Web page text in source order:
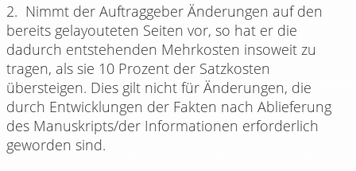
2. Nimmt der Auftraggeber Änderungen auf den
bereits gelayouteten Seiten vor, so hat er die
dadurch entstehenden Mehrkosten insoweit zu
tragen, als sie 10 Prozent der Satzkosten
übersteigen. Dies gilt nicht für Änderungen, die
durch Entwicklungen der Fakten nach Ablieferung
des Manuskripts/der Informationen erforderlich
geworden sind.